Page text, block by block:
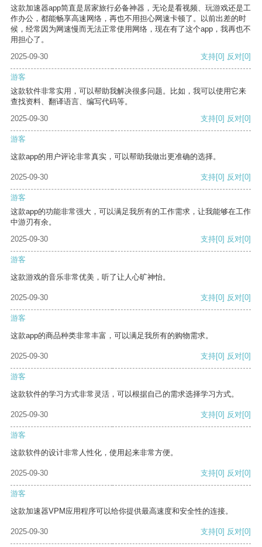
这款加速器app简直是居家旅行必备神器，无论是看视频、玩游戏还是工
作办公，都能畅享高速网络，再也不用担心网速卡顿了。以前出差的时
候，经常因为网速慢而无法正常使用网络，现在有了这个app，我再也不
用担心了。
2025-09-30
支持[0] 反对[0]
游客
这款软件非常实用，可以帮助我解决很多问题。比如，我可以使用它来
查找资料、翻译语言、编写代码等。
2025-09-30
支持[0] 反对[0]
游客
这款app的用户评论非常真实，可以帮助我做出更准确的选择。
2025-09-30 支持[0] 反对[0]
游客
这款app的功能非常强大，可以满足我所有的工作需求，让我能够在工作
中游刃有余。
2025-09-30
支持[0] 反对[0]
游客
这款游戏的音乐非常优美，听了让人心旷神怡。
2025-09-30 支持[0] 反对[0]
游客
这款app的商品种类非常丰富，可以满足我所有的购物需求。
2025-09-30 支持[0] 反对[0]
游客
这款软件的学习方式非常灵活，可以根据自己的需求选择学习方式。
2025-09-30 支持[0] 反对[0]
游客
这款软件的设计非常人性化，使用起来非常方便。
2025-09-30 支持[0] 反对[0]
游客
这款加速器VPM应用程序可以给你提供最高速度和安全性的连接。
2025-09-30 支持[0] 反对[0]